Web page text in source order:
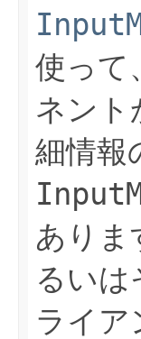
使って
ネント
細情報
ありま
るいは
ライア